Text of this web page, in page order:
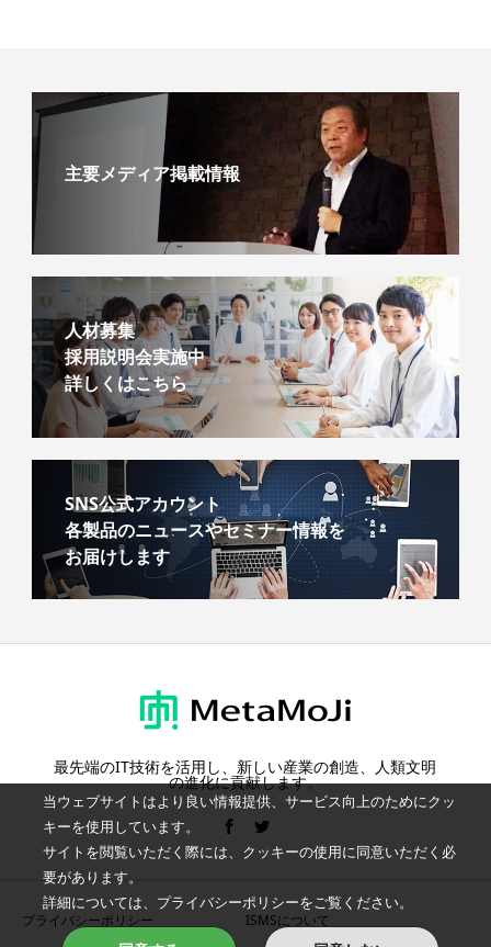
主要メディア掲載情報
人材募集
採用説明会実施中
詳しくはこちら
SNS公式アカウント
各製品のニュースやセミナー情報を
お届けします
最先端のIT技術を活用し、新しい産業の創造、人類文明
の進化に貢献します。
プライバシーポリシー
ISMSについて
当ウェブサイトはより良い情報提供、サービス向上のためにクッ
キーを使用しています。
サイトを閲覧いただく際には、クッキーの使用に同意いただく必
要があります。
詳細については、プライバシーポリシーをご覧ください。